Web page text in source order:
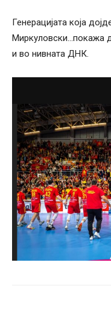
Генерацијата која
Миркуловски…покажа
и во нивната ДНК.